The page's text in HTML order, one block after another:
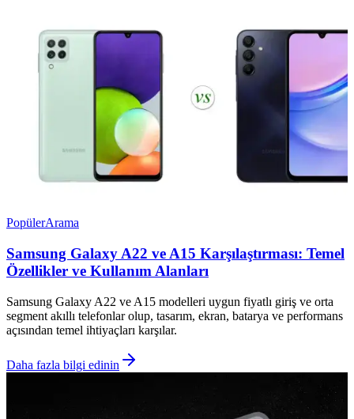
PopülerArama
Samsung Galaxy A22 ve A15 Karşılaştırması: Temel
Özellikler ve Kullanım Alanları
Samsung Galaxy A22 ve A15 modelleri uygun fiyatlı giriş ve orta
segment akıllı telefonlar olup, tasarım, ekran, batarya ve performans
açısından temel ihtiyaçları karşılar.
Daha fazla bilgi edinin